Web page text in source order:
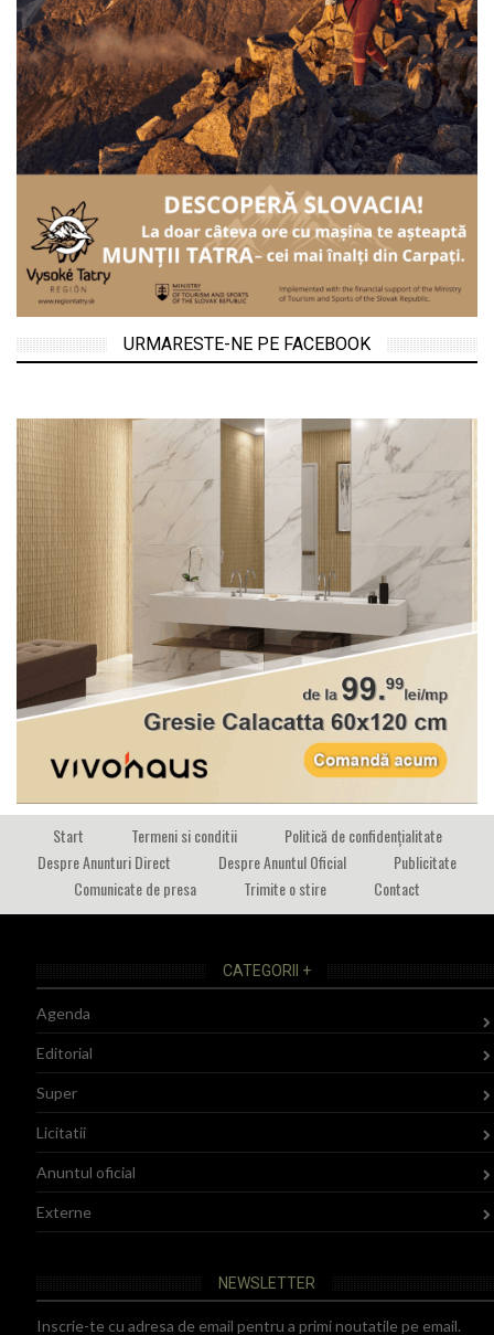
URMARESTE-NE PE FACEBOOK
Start Termeni si conditii
Politică de confidențialitate
Despre Anunturi Direct
Despre Anuntul Oficial
Publicitate
Comunicate de presa
Trimite o stire Contact
CATEGORII +
Agenda
Editorial
Super
Licitatii
Anuntul oficial
Externe
NEWSLETTER
Inscrie-te cu adresa de email pentru a primi noutatile pe email.